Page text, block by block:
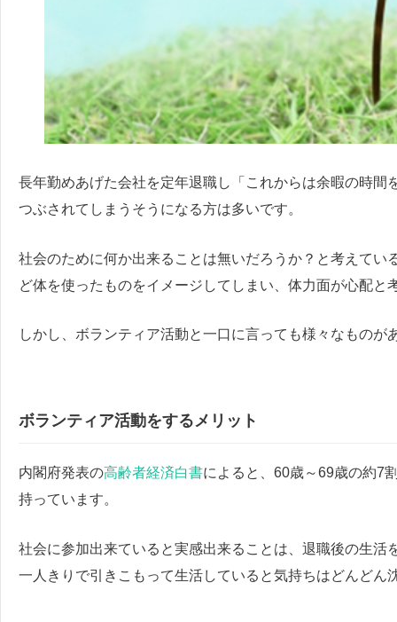
長年勤めあげた会社を定年退職し「これからは余暇の時
つぶされてしまうそうになる方は多いです。
社会のために何か出来ることは無いだろうか？と考えてい
ど体を使ったものをイメージしてしまい、体力面が心配と
しかし、ボランティア活動と一口に言っても様々なもの
ボランティア活動をするメリット
内閣府発表の高齢者経済白書によると、60歳～69歳の約7
持っています。
社会に参加出来ていると実感出来ることは、退職後の生活
一人きりで引きこもって生活していると気持ちはどんど